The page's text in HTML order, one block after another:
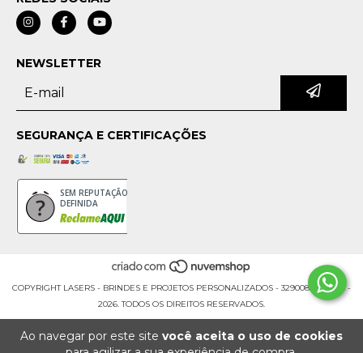
Ao navegar por este site você aceita o uso de cookies
NEWSLETTER
SEGURANÇA E CERTIFICAÇÕES
SEM REPUTAÇÃO
DEFINIDA
COPYRIGHT LASERS - BRINDES E PROJETOS PERSONALIZADOS - 32900853000176 -
2026. TODOS OS DIREITOS RESERVADOS.